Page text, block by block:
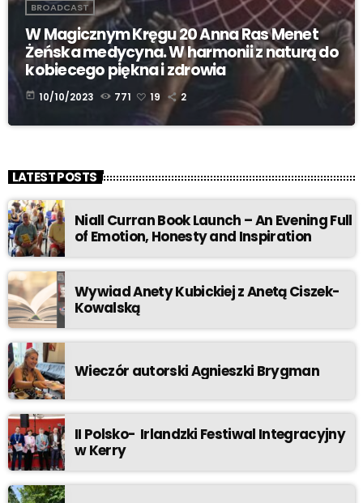
BROADCAST
W Magicznym Kręgu 20 Anna Ras Menet
Żeńska medycyna. W harmonii z naturą do
kobiecego piękna i zdrowia
today 10/10/2023 771 19 2
LATEST POSTS
Niall Curran Book Launch – An Evening Full
of Emotion, Honesty and Inspiration
Wywiad Anety Kubickiej z Anetą Ciszek-
Kowalską
Wieczór autorski Agnieszki Brygman
II Polsko- Irlandzki Festiwal Integracyjny
w Kerry